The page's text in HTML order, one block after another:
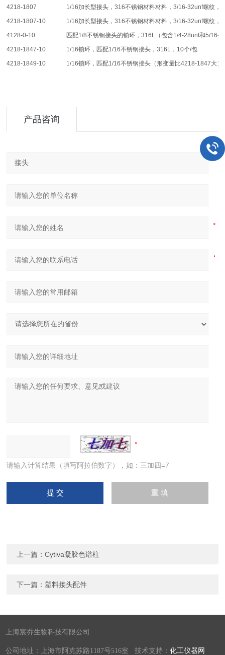
4218-1807
1/16加长型接头，316不锈钢材料材料，3/16-32unf螺纹，
4218-1807-10
1/16加长型接头，316不锈钢材料材料，3/16-32unf螺纹，
4128-0-10
匹配1/8不锈钢接头的锁环，316L（包含1/4-28unf和5/16-
4218-1847-10
1/16锁环，匹配1/16不锈钢接头，316L，10个/包
4218-1849-10
1/16锁环，匹配1/16不锈钢接头（形变量比4218-1847大
产品咨询
请输入计算结果（填写阿拉伯数字），如：三加四=7
上一篇：Cytiva凝胶色谱柱
下一篇： 塑料接头配件
上海宸乔生物科技有限公司
公司地址：上海市阿克苏路1187号516室 技术支持：化工仪器网